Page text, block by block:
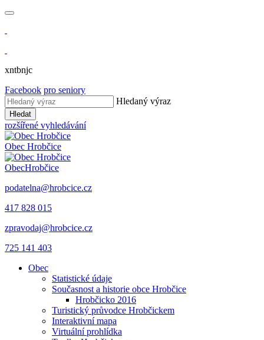
xntbnjc
Facebook pro seniory
Hledaný výraz
Hledat
rozšířené vyhledávání
Obec Hrobčice
ObecHrobčice
podatelna@hrobcice.cz
417 828 015
zpravodaj@hrobcice.cz
725 141 403
Obec
Statistické údaje
Současnost a historie obce Hrobčice
Hrobčicko 2016
Turistický průvodce Hrobčickem
Interaktivní mapa
Virtuální prohlídka